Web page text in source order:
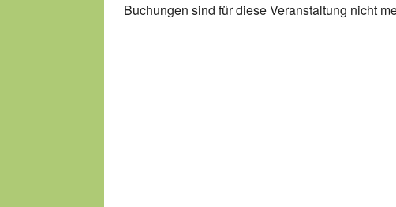
Buchungen sind für diese Veranstaltung nicht